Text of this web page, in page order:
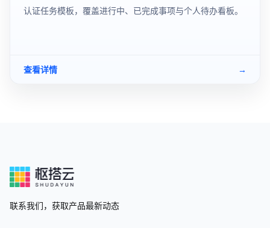
认证任务模板，覆盖进行中、已完成事项与个人待办看板。
查看详情 →
联系我们，获取产品最新动态